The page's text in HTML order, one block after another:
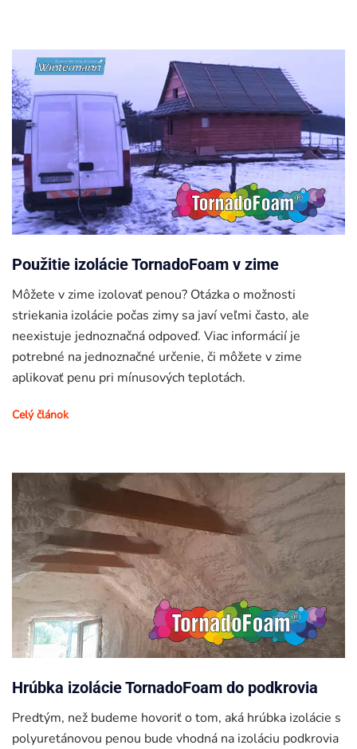
Použitie izolácie TornadoFoam v zime
Môžete v zime izolovať penou? Otázka o možnosti
striekania izolácie počas zimy sa javí veľmi často, ale
neexistuje jednoznačná odpoveď. Viac informácií je
potrebné na jednoznačné určenie, či môžete v zime
aplikovať penu pri mínusových teplotách.
Celý článok
Hrúbka izolácie TornadoFoam do podkrovia
Predtým, než budeme hovoriť o tom, aká hrúbka izolácie s
polyuretánovou penou bude vhodná na izoláciu podkrovia